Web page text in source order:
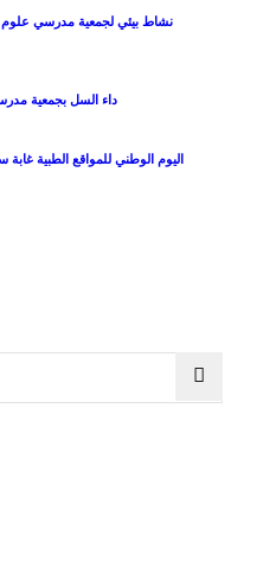
نشاط بيئي لجمعية مدرسي علوم
داء السل بجمعية